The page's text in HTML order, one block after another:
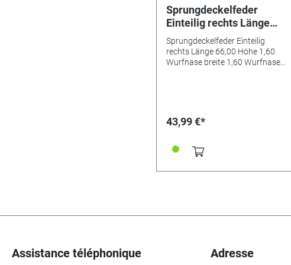
Sprungdeckelfeder
Einteilig rechts Länge
66,00 Höhe 1,60
Wurfnase breite 1,60
Wurfnase tiefe 0,90
Sprungdeckelfeder Einteilig
rechts Länge 66,00 Höhe 1,60
Wurfnase breite 1,60 Wurfnase
43,99 €*
Assistance téléphonique Adresse